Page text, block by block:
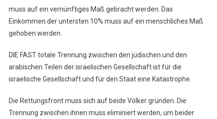
muss auf ein vernünftiges Maß gebracht werden. Das
Einkommen der untersten 10% muss auf ein menschliches Maß
gehoben werden.
DIE FAST totale Trennung zwischen den jüdischen und den
arabischen Teilen der israelischen Gesellschaft ist für die
israelische Gesellschaft und für den Staat eine Katastrophe.
Die Rettungsfront muss sich auf beide Völker gründen. Die
Trennung zwischen ihnen muss eliminiert werden, um beider